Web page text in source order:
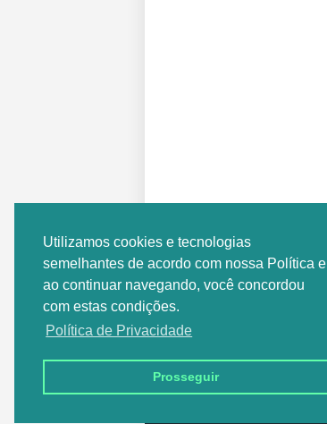
Utilizamos cookies e tecnologias
semelhantes de acordo com nossa Política e
ao continuar navegando, você concordou
com estas condições.
Política de Privacidade
Prosseguir